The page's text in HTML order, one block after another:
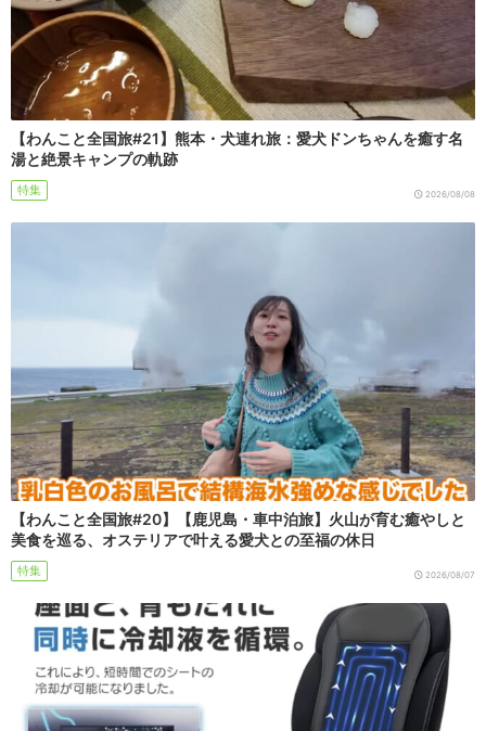
【わんこと全国旅#21】熊本・犬連れ旅：愛犬ドンちゃんを癒す名
湯と絶景キャンプの軌跡
特集 2026/08/08
【わんこと全国旅#20】【鹿児島・車中泊旅】火山が育む癒やしと
美食を巡る、オステリアで叶える愛犬との至福の休日
特集 2026/08/07